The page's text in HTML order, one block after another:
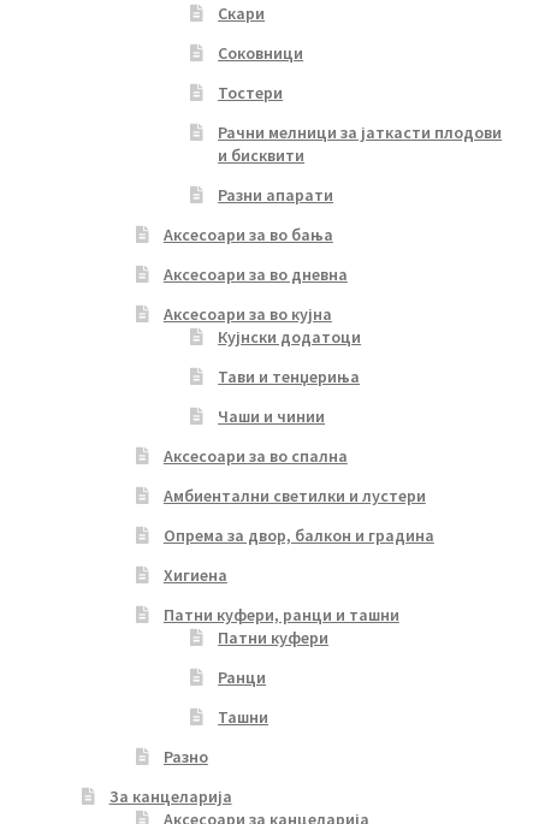
Скари
Соковници
Тостери
Рачни мелници за јаткасти плодови
и бисквити
Разни апарати
Аксесоари за во бања
Аксесоари за во дневна
Аксесоари за во кујна
Кујнски додатоци
Тави и тенџериња
Чаши и чинии
Аксесоари за во спална
Амбиентални светилки и лустери
Опрема за двор, балкон и градина
Хигиена
Патни куфери, ранци и ташни
Патни куфери
Ранци
Ташни
Разно
За канцеларија
Аксесоари за канцеларија